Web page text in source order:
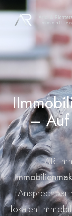
– Auf
AR
lokalen